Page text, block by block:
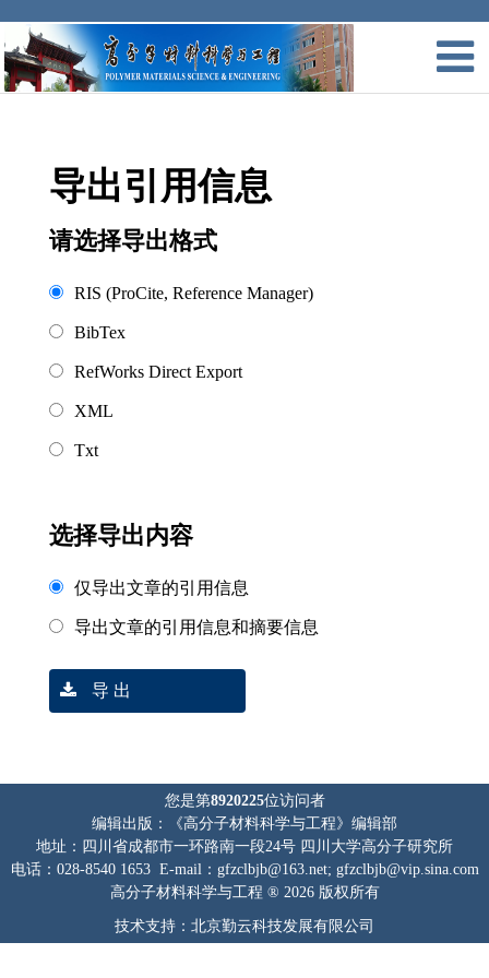
导出引用信息
请选择导出格式
RIS (ProCite, Reference Manager)
BibTex
RefWorks Direct Export
XML
Txt
选择导出内容
仅导出文章的引用信息
导出文章的引用信息和摘要信息
导 出
您是第8920225位访问者
编辑出版：《高分子材料科学与工程》编辑部
地址：四川省成都市一环路南一段24号 四川大学高分子研究所
电话：028-8540 1653 E-mail：gfzclbjb@163.net; gfzclbjb@vip.sina.com
高分子材料科学与工程 ® 2026 版权所有
技术支持：北京勤云科技发展有限公司